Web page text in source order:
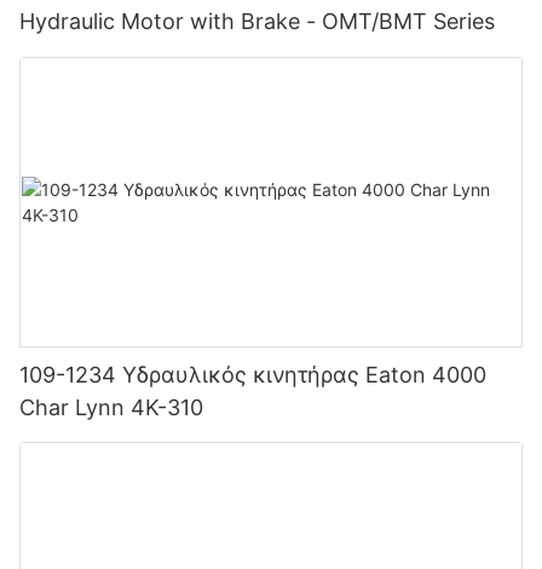
Hydraulic Motor with Brake - OMT/BMT Series
109-1234 Υδραυλικός κινητήρας Eaton 4000
Char Lynn 4K-310